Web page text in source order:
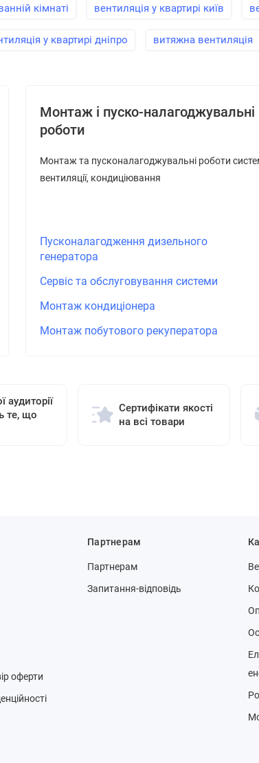
кімнаті вентиляція у квартирі київ
у квартирі дніпро витяжна вентиляція
Монтаж і пуско-налагоджувальні
роботи
Монтаж та пусконалагоджувальні роботи
вентиляції, кондиціювання
Пусконалагодження дизельного
генератора
Сервіс та обслуговування системи
Монтаж кондиціонера
Монтаж побутового рекуператора
аудиторії
те, що
Сертифікати якості
на всі товари
оферти
Партнерам
Партнерам
Запитання-відповідь